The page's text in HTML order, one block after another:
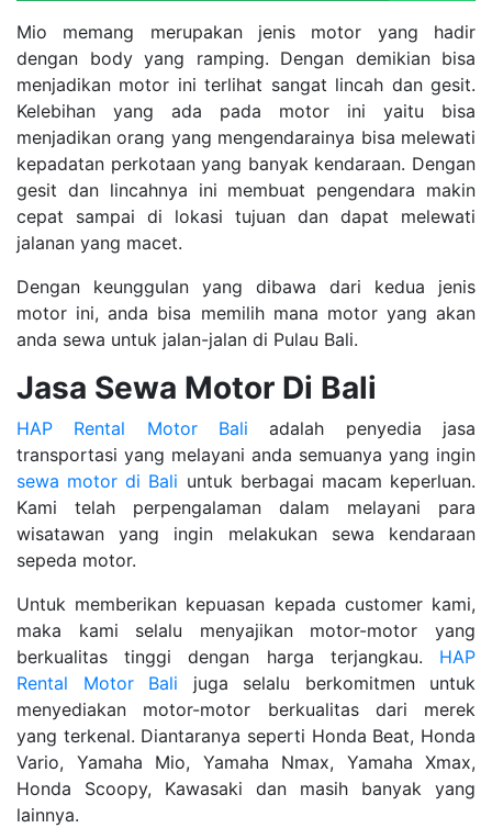
Mio memang merupakan jenis motor yang hadir
dengan body yang ramping. Dengan demikian bisa
menjadikan motor ini terlihat sangat lincah dan gesit.
Kelebihan yang ada pada motor ini yaitu bisa
menjadikan orang yang mengendarainya bisa melewati
kepadatan perkotaan yang banyak kendaraan. Dengan
gesit dan lincahnya ini membuat pengendara makin
cepat sampai di lokasi tujuan dan dapat melewati
jalanan yang macet.
Dengan keunggulan yang dibawa dari kedua jenis
motor ini, anda bisa memilih mana motor yang akan
anda sewa untuk jalan-jalan di Pulau Bali.
Jasa Sewa Motor Di Bali
HAP Rental Motor Bali adalah penyedia jasa
transportasi yang melayani anda semuanya yang ingin
sewa motor di Bali untuk berbagai macam keperluan.
Kami telah perpengalaman dalam melayani para
wisatawan yang ingin melakukan sewa kendaraan
sepeda motor.
Untuk memberikan kepuasan kepada customer kami,
maka kami selalu menyajikan motor-motor yang
berkualitas tinggi dengan harga terjangkau. HAP
Rental Motor Bali juga selalu berkomitmen untuk
menyediakan motor-motor berkualitas dari merek
yang terkenal. Diantaranya seperti Honda Beat, Honda
Vario, Yamaha Mio, Yamaha Nmax, Yamaha Xmax,
Honda Scoopy, Kawasaki dan masih banyak yang
lainnya.